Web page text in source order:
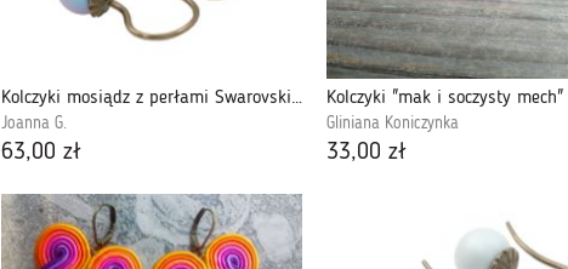
Kolczyki mosiądz z perłami Swarovski niebiesk
Joanna G.
63,00 zł
Kolczyki "mak i soczysty mech"
Gliniana Koniczynka
33,00 zł